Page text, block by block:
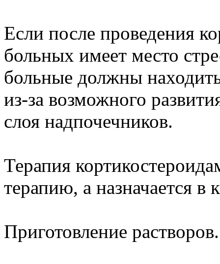
Если после проведения
больных имеет место
больные должны
из-за возможного
слоя надпочечников.
Терапия
терапию, а назначается в
Приготовление растворов.